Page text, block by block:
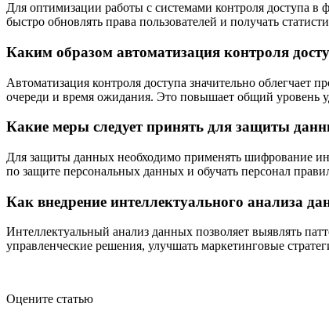
Для оптимизации работы с системами контроля доступа в
быстро обновлять права пользователей и получать
Каким образом автоматизация контроля
Автоматизация контроля доступа значительно
очереди и время ожидания. Это повышает общий уровень
Какие меры следует принять для защиты
Для защиты данных необходимо применять шифрование
по защите персональных данных и обучать персонал
Как внедрение интеллектуального анализа
Интеллектуальный анализ данных позволяет выявлять
управленческие решения, улучшать маркетинговые
Оцените статью